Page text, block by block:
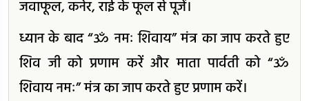
जवाफूल, कनेर, राई के फूल से पूजें।
ध्यान के बाद “ॐ नमः शिवाय” मंत्र का जाप करते हुए
शिव जी को प्रणाम करें और माता पार्वती को “ॐ
शिवाय नमः” मंत्र का जाप करते हुए प्रणाम करें।